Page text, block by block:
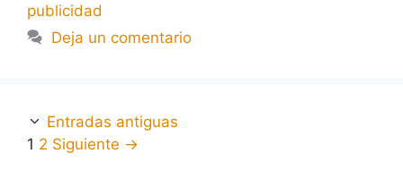
publicidad
Deja un comentario
Entradas antiguas
1 2 Siguiente →